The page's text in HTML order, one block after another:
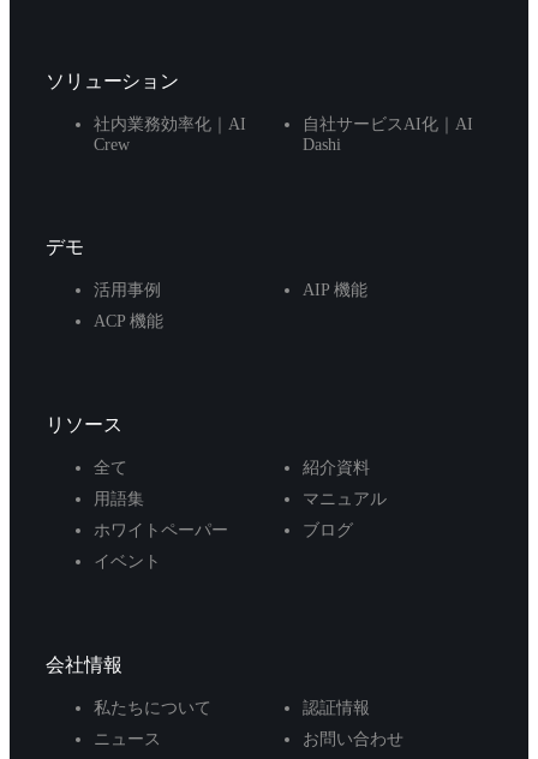
ソリューション
社内業務効率化｜AI
Crew
自社サービスAI化｜AI
Dashi
デモ
活用事例
AIP 機能
ACP 機能
リソース
全て
紹介資料
用語集
マニュアル
ホワイトペーパー
ブログ
イベント
会社情報
私たちについて
認証情報
ニュース
お問い合わせ